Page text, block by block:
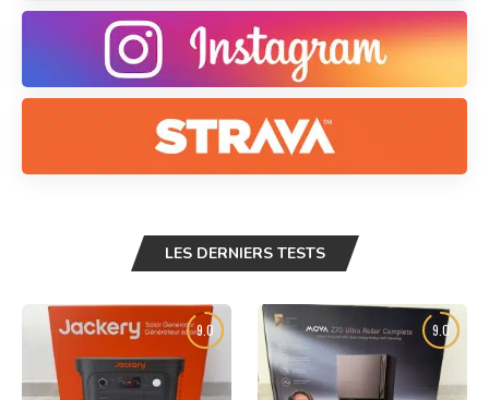
LES DERNIERS TESTS
9.0 9.0